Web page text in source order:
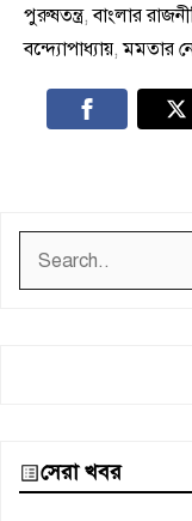
পুরুষতন্ত্র,বাংলার
বন্দ্যোপাধ্যায়,মমতার
সেরা খবর